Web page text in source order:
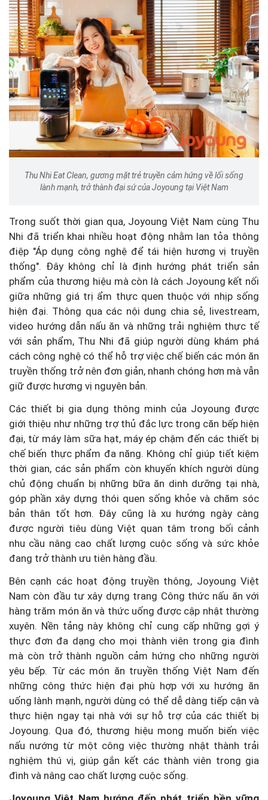
Thu Nhi Eat Clean, gương mặt trẻ truyền cảm hứng về lối sống
lành mạnh, trở thành đại sứ của Joyoung tại Việt Nam
Trong suốt thời gian qua, Joyoung Việt Nam cùng Thu
Nhi đã triển khai nhiều hoạt động nhằm lan tỏa thông
điệp "Áp dụng công nghệ để tái hiện hương vị truyền
thống". Đây không chỉ là định hướng phát triển sản
phẩm của thương hiệu mà còn là cách Joyoung kết nối
giữa những giá trị ẩm thực quen thuộc với nhịp sống
hiện đại. Thông qua các nội dung chia sẻ, livestream,
video hướng dẫn nấu ăn và những trải nghiệm thực tế
với sản phẩm, Thu Nhi đã giúp người dùng khám phá
cách công nghệ có thể hỗ trợ việc chế biến các món ăn
truyền thống trở nên đơn giản, nhanh chóng hơn mà vẫn
giữ được hương vị nguyên bản.
Các thiết bị gia dụng thông minh của Joyoung được
giới thiệu như những trợ thủ đắc lực trong căn bếp hiện
đại, từ máy làm sữa hạt, máy ép chậm đến các thiết bị
chế biến thực phẩm đa năng. Không chỉ giúp tiết kiệm
thời gian, các sản phẩm còn khuyến khích người dùng
chủ động chuẩn bị những bữa ăn dinh dưỡng tại nhà,
góp phần xây dựng thói quen sống khỏe và chăm sóc
bản thân tốt hơn. Đây cũng là xu hướng ngày càng
được người tiêu dùng Việt quan tâm trong bối cảnh
nhu cầu nâng cao chất lượng cuộc sống và sức khỏe
đang trở thành ưu tiên hàng đầu.
Bên cạnh các hoạt động truyền thông, Joyoung Việt
Nam còn đầu tư xây dựng trang Công thức nấu ăn với
hàng trăm món ăn và thức uống được cập nhật thường
xuyên. Nền tảng này không chỉ cung cấp những gợi ý
thực đơn đa dạng cho mọi thành viên trong gia đình
mà còn trở thành nguồn cảm hứng cho những người
yêu bếp. Từ các món ăn truyền thống Việt Nam đến
những công thức hiện đại phù hợp với xu hướng ăn
uống lành mạnh, người dùng có thể dễ dàng tiếp cận và
thực hiện ngay tại nhà với sự hỗ trợ của các thiết bị
Joyoung. Qua đó, thương hiệu mong muốn biến việc
nấu nướng từ một công việc thường nhật thành trải
nghiệm thú vị, giúp gắn kết các thành viên trong gia
đình và nâng cao chất lượng cuộc sống.